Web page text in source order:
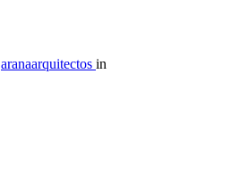
aranaarquitectos in